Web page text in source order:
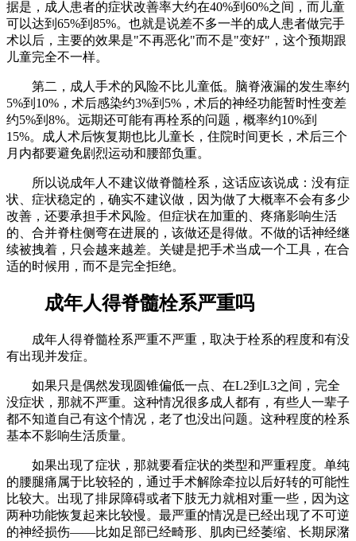
据是，成人患者的症状改善率大约在40%到60%之间，而儿童
可以达到65%到85%。也就是说差不多一半的成人患者做完手
术以后，主要的效果是"不再恶化"而不是"变好"，这个预期跟
儿童完全不一样。
第二，成人手术的风险不比儿童低。脑脊液漏的发生率约
5%到10%，术后感染约3%到5%，术后的神经功能暂时性变差
约5%到8%。远期还可能有再栓系的问题，概率约10%到
15%。成人术后恢复期也比儿童长，住院时间更长，术后三个
月内都要避免剧烈运动和腰部负重。
所以说成年人不建议做脊髓栓系，这话应该说成：没有症
状、症状稳定的，确实不建议做，因为做了大概率不会有多少
改善，还要承担手术风险。但症状在加重的、疼痛影响生活
的、合并脊柱侧弯在进展的，该做还是得做。不做的话神经继
续被拽着，只会越来越差。关键是把手术当成一个工具，在合
适的时候用，而不是完全拒绝。
成年人得脊髓栓系严重吗
成年人得脊髓栓系严重不严重，取决于栓系的程度和有没
有出现并发症。
如果只是偶然发现圆锥偏低一点、在L2到L3之间，完全
没症状，那就不严重。这种情况很多成人都有，有些人一辈子
都不知道自己有这个情况，老了也没出问题。这种程度的栓系
基本不影响生活质量。
如果出现了症状，那就要看症状的类型和严重程度。单纯
的腰腿痛属于比较轻的，通过手术解除牵拉以后好转的可能性
比较大。出现了排尿障碍或者下肢无力就相对重一些，因为这
两种功能恢复起来比较慢。最严重的情况是已经出现了不可逆
的神经损伤——比如足部已经畸形、肌肉已经萎缩、长期尿潴